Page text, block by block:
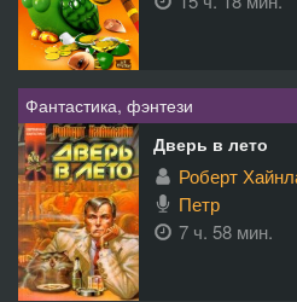
Фантастика, фэнтези
Дверь в лето
Роберт
Петр
7 ч. 58 мин.